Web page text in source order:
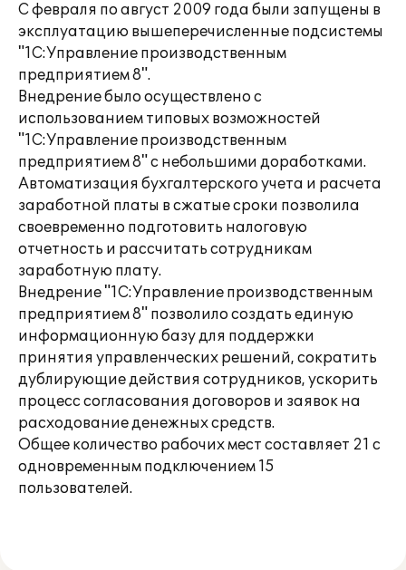
С февраля по август 2009 года были запущены в
эксплуатацию вышеперечисленные подсистемы
"1С:Управление производственным
предприятием 8".
Внедрение было осуществлено с
использованием типовых возможностей
"1C:Управление производственным
предприятием 8" с небольшими доработками.
Автоматизация бухгалтерского учета и расчета
заработной платы в сжатые сроки позволила
своевременно подготовить налоговую
отчетность и рассчитать сотрудникам
заработную плату.
Внедрение "1С:Управление производственным
предприятием 8" позволило создать единую
информационную базу для поддержки
принятия управленческих решений, сократить
дублирующие действия сотрудников, ускорить
процесс согласования договоров и заявок на
расходование денежных средств.
Общее количество рабочих мест составляет 21 с
одновременным подключением 15
пользователей.